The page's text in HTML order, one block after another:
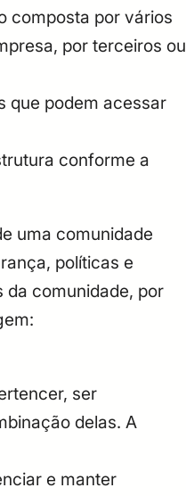
composta por vários
por terceiros ou
que podem acessar
conforme a
uma comunidade
políticas e
da comunidade, por
ser
delas. A
e manter